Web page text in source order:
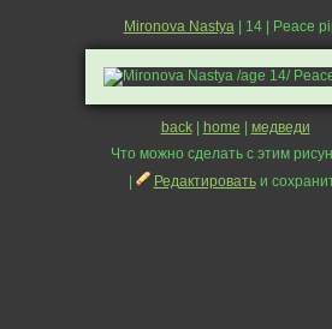
Mironova Nastya| 14 | Peace
back| home
медведи
Что можно сделать с этим
Редактироватьи